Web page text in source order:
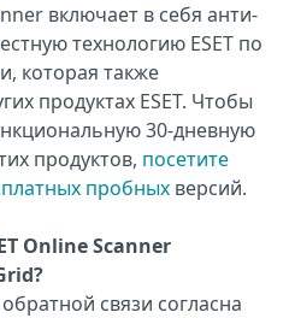
включает в себя анти-
технологию ESET по
которая также
продуктах ESET. Чтобы
30-дневную
продуктов, посетите
пробных версий.
Online Scanner
связи согласна